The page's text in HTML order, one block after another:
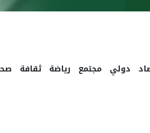
دولي مجتمع رياضة ثقافة